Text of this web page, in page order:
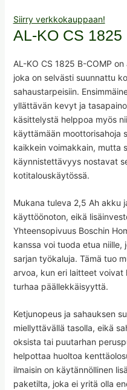
Siirry verkkokauppaan!
AL-KO CS
AL-KO CS 1825 B-COMP
joka on selvästi suunnattu
sahaustarpeisiin.
yllättävän kevyt ja
käsittelystä helppoa myös
käyttämään moottorisahoja
kaikkein voimakkain, mutta
käynnistettävyys nostavat
kotitalouskäytössä.
Mukana tuleva 2,5 Ah akku
käyttöönoton, eikä
Yhteensopivuus Boschin
kanssa voi tuoda etua niille,
sarjan työkaluja. Tämä tuo
arvoa, kun eri laitteet voivat
turhaa päällekkäisyyttä.
Ketjunopeus ja sahauksen
miellyttävällä tasolla, eikä
oksista tai puutarhan
helpottaa huoltoa
ilmaisin on käytännöllinen
paketilta, joka ei yritä olla